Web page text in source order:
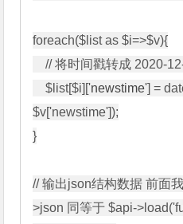
foreach($list as $i=>$v){
    // 将时间戳转成 2020-12-11 17:15:10 格式
    $list[$i]['
newstime'] =
$v['newstime']);
}
// 输出json结构数据 前面
>json 同等于 $api-